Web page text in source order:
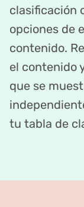
clasificación
opciones de
contenido.
el contenido
que se
tu tabla de